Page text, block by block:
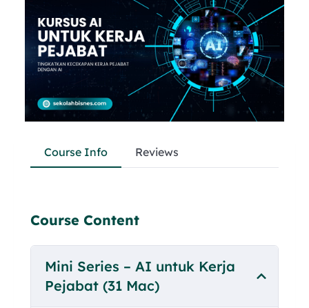
Course Info Reviews
Course Content
Mini Series – AI untuk Kerja
Pejabat (31 Mac)